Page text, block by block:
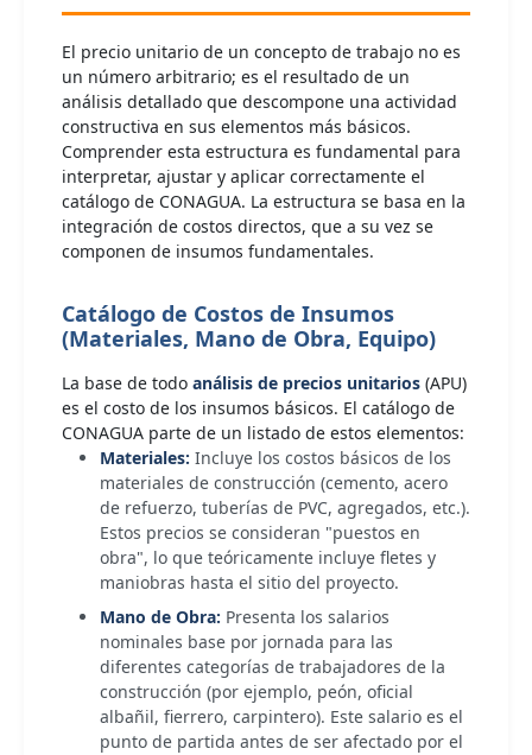
El precio unitario de un concepto de trabajo no es
un número arbitrario; es el resultado de un
análisis detallado que descompone una actividad
constructiva en sus elementos más básicos.
Comprender esta estructura es fundamental para
interpretar, ajustar y aplicar correctamente el
catálogo de CONAGUA. La estructura se basa en la
integración de costos directos, que a su vez se
componen de insumos fundamentales.
Catálogo de Costos de Insumos
(Materiales, Mano de Obra, Equipo)
La base de todo análisis de precios unitarios (APU)
es el costo de los insumos básicos. El catálogo de
CONAGUA parte de un listado de estos elementos:
Materiales: Incluye los costos básicos de los
materiales de construcción (cemento, acero
de refuerzo, tuberías de PVC, agregados, etc.).
Estos precios se consideran "puestos en
obra", lo que teóricamente incluye fletes y
maniobras hasta el sitio del proyecto.
Mano de Obra: Presenta los salarios
nominales base por jornada para las
diferentes categorías de trabajadores de la
construcción (por ejemplo, peón, oficial
albañil, fierrero, carpintero). Este salario es el
punto de partida antes de ser afectado por el